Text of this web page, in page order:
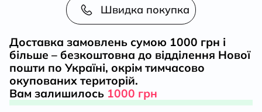
митців
Культур-
Ліги,
художний
Швидка покупка
Доставка замовлень сумою 1000 грн і
більше – безкоштовна до відділення Нової
пошти по Україні, окрім тимчасово
окупованих територій.
Вам залишилось 1000 грн